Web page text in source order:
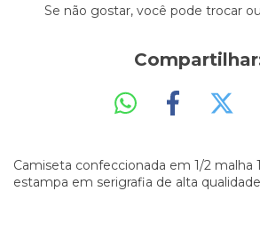
Se não gostar, você pode trocar
Camiseta confeccionada em 1/2 malha
estampa em serigrafia de alta